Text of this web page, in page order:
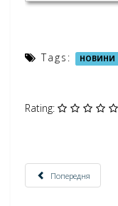
Tags: НОВИНИ
Rating:
Попередня